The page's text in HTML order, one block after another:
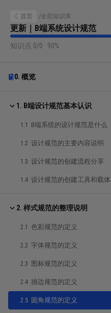
首页 /全部知识库
更新｜B端系统设计规范
知识点 0/0 · 90%
0. 概览
1. B端设计规范基本认识
1.1 B端系统的设计规范是什么
1.2 设计规范的主要内容说明
1.3 设计规范的创建流程分享
1.4 设计规范的创建工具和载体
2. 样式规范的整理说明
2.1 色彩规范的定义
2.2 字体规范的定义
2.3 图标规范的定义
2.4 描边规范的定义
2.5 圆角规范的定义